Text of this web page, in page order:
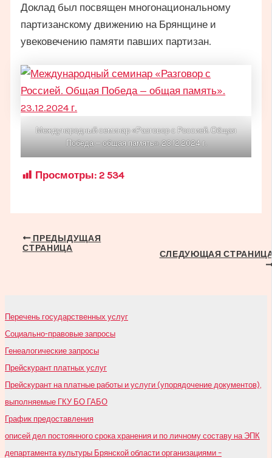
Доклад был посвящен многонациональному
партизанскому движению на Брянщине и
увековечению памяти павших партизан.
Международный семинар «Разговор с Россией. Общая
Победа — общая память». 23.12.2024 г.
Просмотры: 2 534
Навигация
ПРЕДЫДУЩАЯ
СТРАНИЦА
СЛЕДУЮЩАЯ
Перечень государственных услуг
Социально-правовые запросы
Генеалогические запросы
Прейскурант платных услуг
Прейскурант на платные работы и услуги (упорядочение документов),
выполняемые ГКУ БО ГАБО
График предоставления
описей дел постоянного срока хранения и по личному составу на ЭПК
департамента культуры Брянской области организациями –